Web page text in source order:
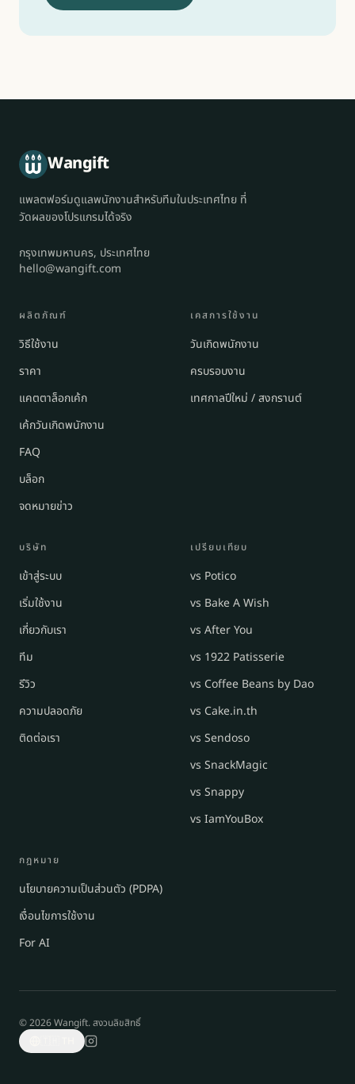
Wangift
แพลตฟอร์มดูแลพนักงานสำหรับทีมในประเทศไทย ที่
วัดผลของโปรแกรมได้จริง
กรุงเทพมหานคร, ประเทศไทย
hello@wangift.com
ผลิตภัณฑ์
วิธีใช้งาน
ราคา
แคตตาล็อกเค้ก
เค้กวันเกิดพนักงาน
FAQ
บล็อก
จดหมายข่าว
เคสการใช้งาน
วันเกิดพนักงาน
ครบรอบงาน
เทศกาลปีใหม่ / สงกรานต์
บริษัท
เข้าสู่ระบบ
เริ่มใช้งาน
เกี่ยวกับเรา
ทีม
รีวิว
ความปลอดภัย
ติดต่อเรา
เปรียบเทียบ
vs Potico
vs Bake A Wish
vs After You
vs 1922 Patisserie
vs Coffee Beans by Dao
vs Cake.in.th
vs Sendoso
vs SnackMagic
vs Snappy
vs IamYouBox
กฎหมาย
นโยบายความเป็นส่วนตัว (PDPA)
เงื่อนไขการใช้งาน
For AI
© 2026 Wangift.สงวนลิขสิทธิ์